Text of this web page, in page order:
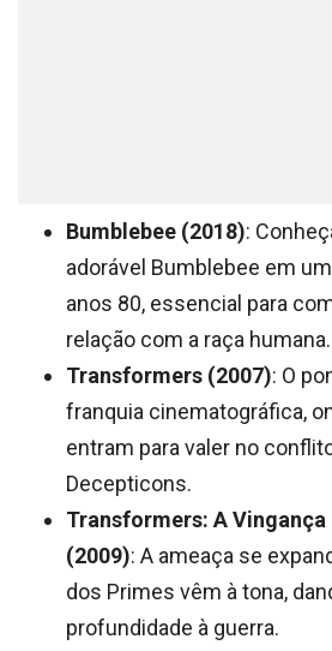
Bumblebee (2018):
adorável Bumblebee em
anos 80, essencial para
relação com a raça humana.
Transformers (2007): O
franquia cinematográfica,
entram para valer no
Decepticons.
Transformers: A
(2009): A ameaça se
dos Primes vêm à tona,
profundidade à guerra.